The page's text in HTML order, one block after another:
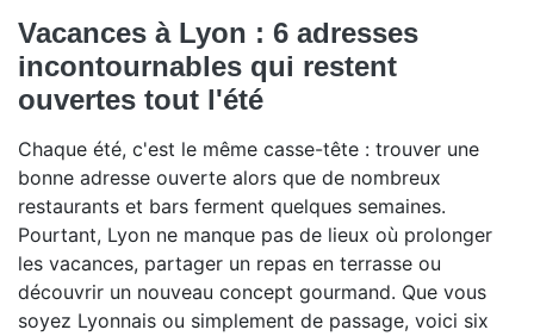
Vacances à Lyon : 6 adresses
incontournables qui restent
ouvertes tout l'été
Chaque été, c'est le même casse-tête : trouver une
bonne adresse ouverte alors que de nombreux
restaurants et bars ferment quelques semaines.
Pourtant, Lyon ne manque pas de lieux où prolonger
les vacances, partager un repas en terrasse ou
découvrir un nouveau concept gourmand. Que vous
soyez Lyonnais ou simplement de passage, voici six